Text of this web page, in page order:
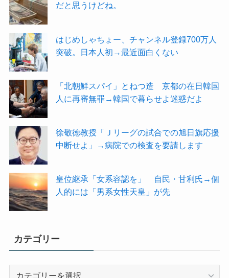
だと思うけどね。
はじめしゃちょー、チャンネル登録700万人
突破。日本人初→最近面白くない
「北朝鮮スパイ」とねつ造 京都の在日韓国
人に再審無罪→韓国で暮らせよ迷惑だよ
徐敬徳教授「Ｊリーグの試合での旭日旗応援
中断せよ」→病院での検査を要請します
皇位継承「女系容認を」 自民・甘利氏→個
人的には「男系女性天皇」が先
カテゴリー